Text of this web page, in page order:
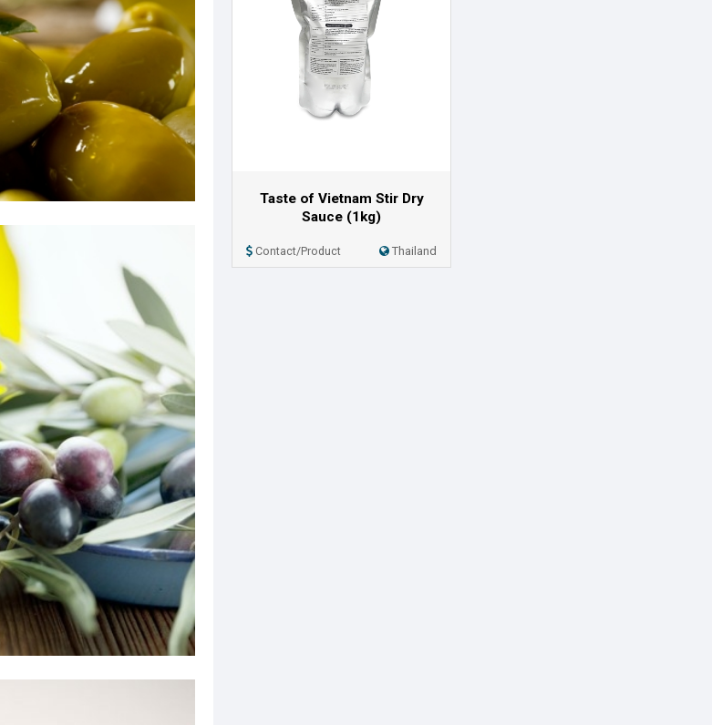
Taste of Vietnam Stir Dry
Sauce (1kg)
Contact/Product Thailand